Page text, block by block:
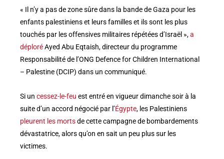
« Il n’y a pas de zone sûre dans la bande de Gaza pour les
enfants palestiniens et leurs familles et ils sont les plus
touchés par les offensives militaires répétées d’Israël »,a
déploréAyed Abu Eqtaish, directeur du programme
Responsabilité de l’ONG Defence for Children International
– Palestine (DCIP) dans un communiqué.
Si un cessez-le-feu est entré en vigueur dimanche soir à la
suite d’un accord négocié par l’Égypte, les Palestiniens
pleurent les mortsde cette campagne de bombardements
dévastatrice, alors qu’on en sait un peu plus sur les
victimes.